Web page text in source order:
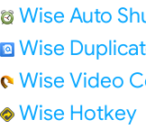
Wise Auto
Wise
Wise Video
Wise Hotkey